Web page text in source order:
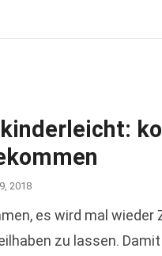
2018
es wird mal wieder
zu lassen.